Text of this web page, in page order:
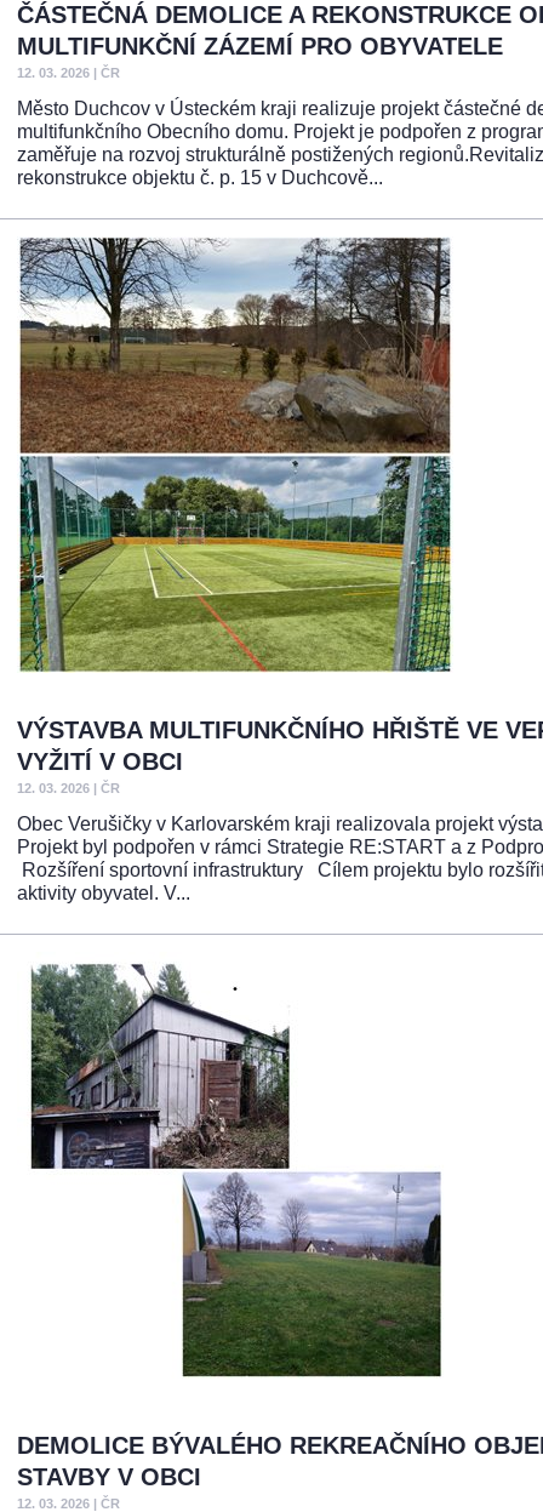
ČÁSTEČNÁ DEMOLICE A REKONSTRUKCE
MULTIFUNKČNÍ ZÁZEMÍ PRO OBYVATELE
12. 03. 2026 | ČR
Město Duchcov v Ústeckém kraji realizuje projekt částečné
multifunkčního Obecního domu. Projekt je podpořen z
zaměřuje na rozvoj strukturálně postižených
rekonstrukce objektu č. p. 15 v Duchcově...
VÝSTAVBA MULTIFUNKČNÍHO HŘIŠTĚ VE
VYŽITÍ V OBCI
12. 03. 2026 | ČR
Obec Verušičky v Karlovarském kraji realizovala projekt
Projekt byl podpořen v rámci Strategie RE:START a z
Rozšíření sportovní infrastruktury Cílem projektu bylo
aktivity obyvatel. V...
DEMOLICE BÝVALÉHO REKREAČNÍHO
STAVBY V OBCI
12. 03. 2026 | ČR